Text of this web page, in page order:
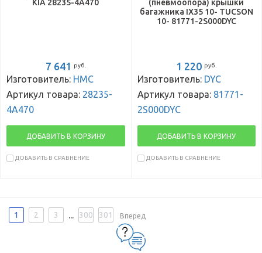
KIA 28235-4A470
7 641 руб.
Изготовитель: HMC
Артикул товара: 28235-
4A470
ДОБАВИТЬ В КОРЗИНУ
ДОБАВИТЬ В СРАВНЕНИЕ
(пневмоопора) крышки
багажника IX35 10- TUCSON
10- 81771-2S000DYC
1 220 руб.
Изготовитель: DYC
Артикул товара: 81771-
2S000DYC
ДОБАВИТЬ В КОРЗИНУ
ДОБАВИТЬ В СРАВНЕНИЕ
1 2 3 ... 300 301 Вперед